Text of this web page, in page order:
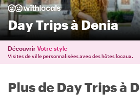
Day Trips à Denia
Découvrir Votre style
Visites de ville personnalisées avec des hôtes locaux.
Plus de Day Trips à